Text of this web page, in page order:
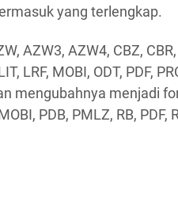
yang terlengkap.
AZW3, AZW4, CBZ, CBR,
LRF, MOBI, ODT, PDF,
mengubahnya menjadi
PDB, PMLZ, RB, PDF,